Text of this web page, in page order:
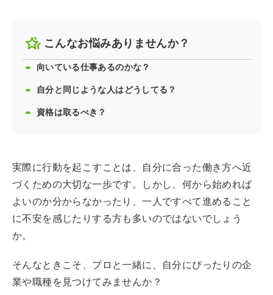
こんなお悩みありませんか？
向いている仕事あるのかな？
自分と同じような人はどうしてる？
資格は取るべき？
実際に行動を起こすことは、自分に合った働き方へ近
づくための大切な一歩です。しかし、何から始めれば
よいのか分からなかったり、一人ですべて進めること
に不安を感じたりする方も多いのではないでしょう
か。
そんなときこそ、プロと一緒に、自分にぴったりの企
業や職種を見つけてみませんか？